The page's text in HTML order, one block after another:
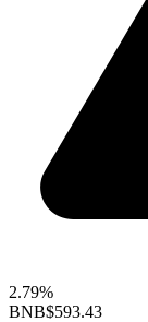
2.79%
BNB$593.43